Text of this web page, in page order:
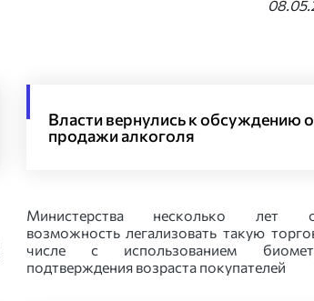
Власти вернулись к обсуждению
продажи алкоголя
Министерства несколько лет
возможность легализовать такую
числе с использованием
подтверждения возраста покупателей